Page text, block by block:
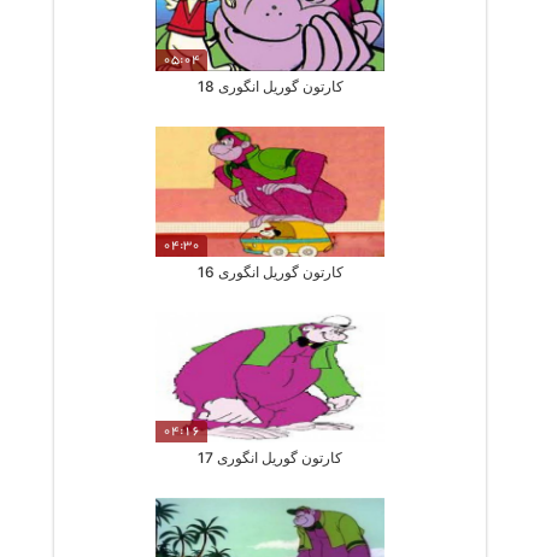
05:04
کارتون گوریل انگوری 18
04:30
کارتون گوریل انگوری 16
04:16
کارتون گوریل انگوری 17